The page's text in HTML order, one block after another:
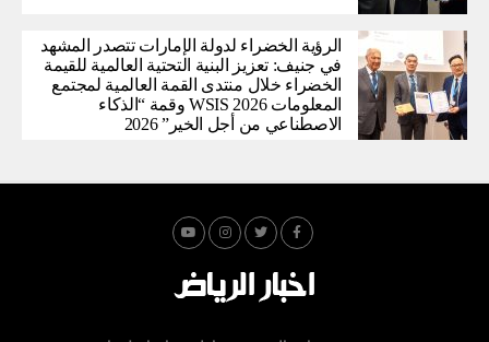
الرؤية الخضراء لدولة الإمارات تتصدر المشهد
في جنيف: تعزيز البنية التحتية العالمية للقيمة
الخضراء خلال منتدى القمة العالمية لمجتمع
المعلومات WSIS 2026 وقمة “الذكاء
الاصطناعي من أجل الخير” 2026